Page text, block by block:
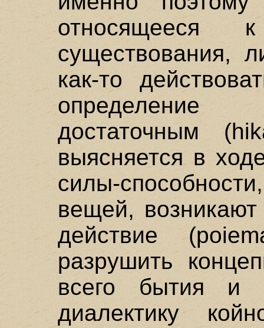
относящееся
существования,
как-то
определение
достаточным
выясняется в
силы-
вещей,
действие
разрушить
всего бытия и
диалектику